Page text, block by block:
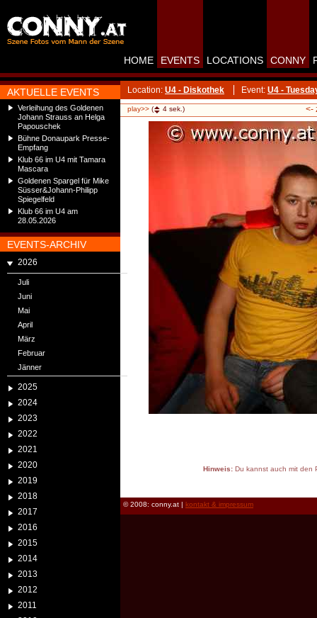
AKTUELLE EVENTS
Verleihung des Goldenen
Johann Strauss an Helga
Papouschek
Bühne Donaupark Presse-
Empfang
Klub 66 im U4 mit Tamara
Mascara
Goldenen Spargel für Mike
Süsser&Johann-Philipp
Spiegelfeld
Klub 66 im U4 am
28.05.2026
EVENTS-ARCHIV
2026
Juli
Juni
Mai
April
März
Februar
Jänner
2025
2024
2023
2022
2021
2020
2019
2018
2017
2016
2015
2014
2013
2012
2011
HOME EVENTS LOCATIONS CONNY
Location: U4 - Diskothek Event: U4 -
play>> ( 4 sek.) <-
Hinweis:Du kannst auch mit den
© 2008: conny.at | kontakt & impressum